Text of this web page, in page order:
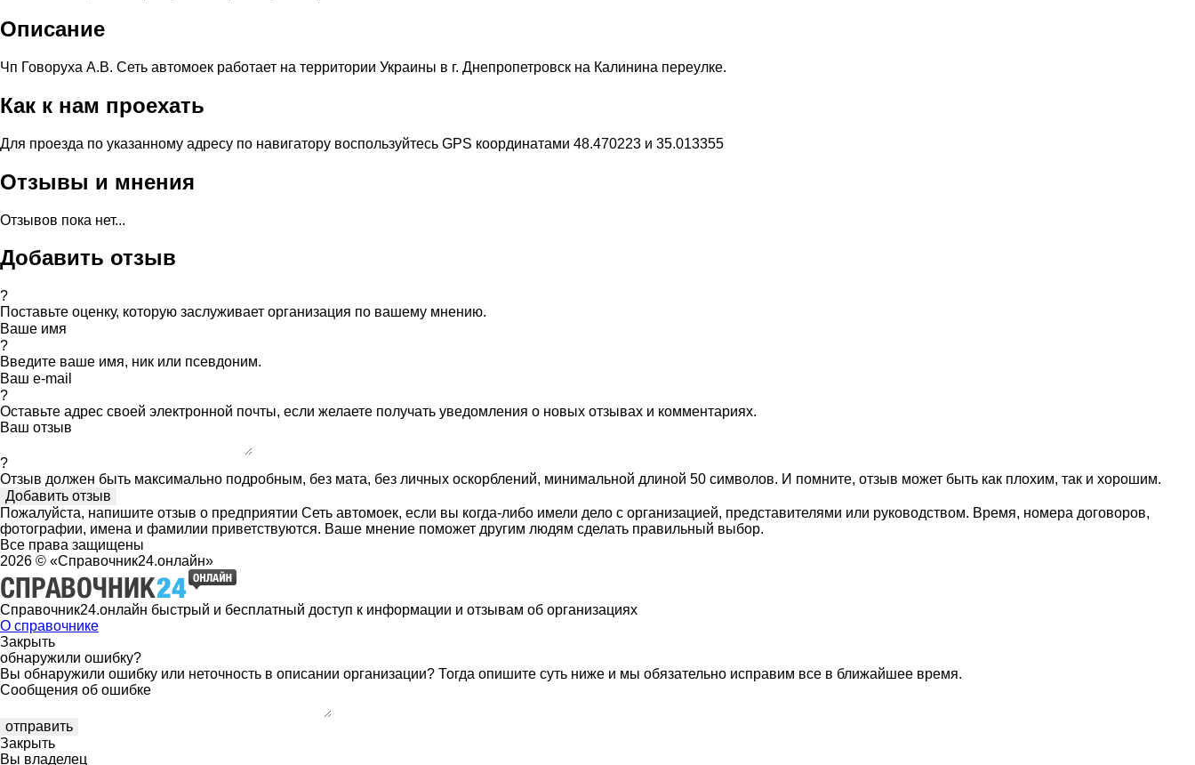
Описание
Чп Говоруха А.В. Сеть автомоек работает на территории Украины в г. Днепропетровск на Калинина переулке.
Как к нам проехать
Для проезда по указанному адресу по навигатору воспользуйтесь GPS координатами 48.470223 и 35.013355
Отзывы и мнения
Отзывов пока нет...
Добавить отзыв
?
Поставьте оценку, которую заслуживает организация по вашему мнению.
Ваше имя
?
Введите ваше имя, ник или псевдоним.
Ваш e-mail
?
Оставьте адрес своей электронной почты, если желаете получать уведомления о новых отзывах и комментариях.
Ваш отзыв
?
Отзыв должен быть максимально подробным, без мата, без личных оскорблений, минимальной длиной 50 символов. И помните, отзыв может быть как плохим, так и хорошим.
Пожалуйста, напишите отзыв о предприятии Сеть автомоек, если вы когда-либо имели дело с организацией, представителями или руководством. Время, номера договоров,
фотографии, имена и фамилии приветствуются. Ваше мнение поможет другим людям сделать правильный выбор.
Все права защищены
2026 © «Справочник24.онлайн»
Справочник24.онлайн быстрый и бесплатный доступ к информации и отзывам об организациях
О справочнике
Закрыть
обнаружили ошибку?
Вы обнаружили ошибку или неточность в описании организации? Тогда опишите суть ниже и мы обязательно исправим все в ближайшее время.
Сообщения об ошибке
Закрыть
Вы владелец